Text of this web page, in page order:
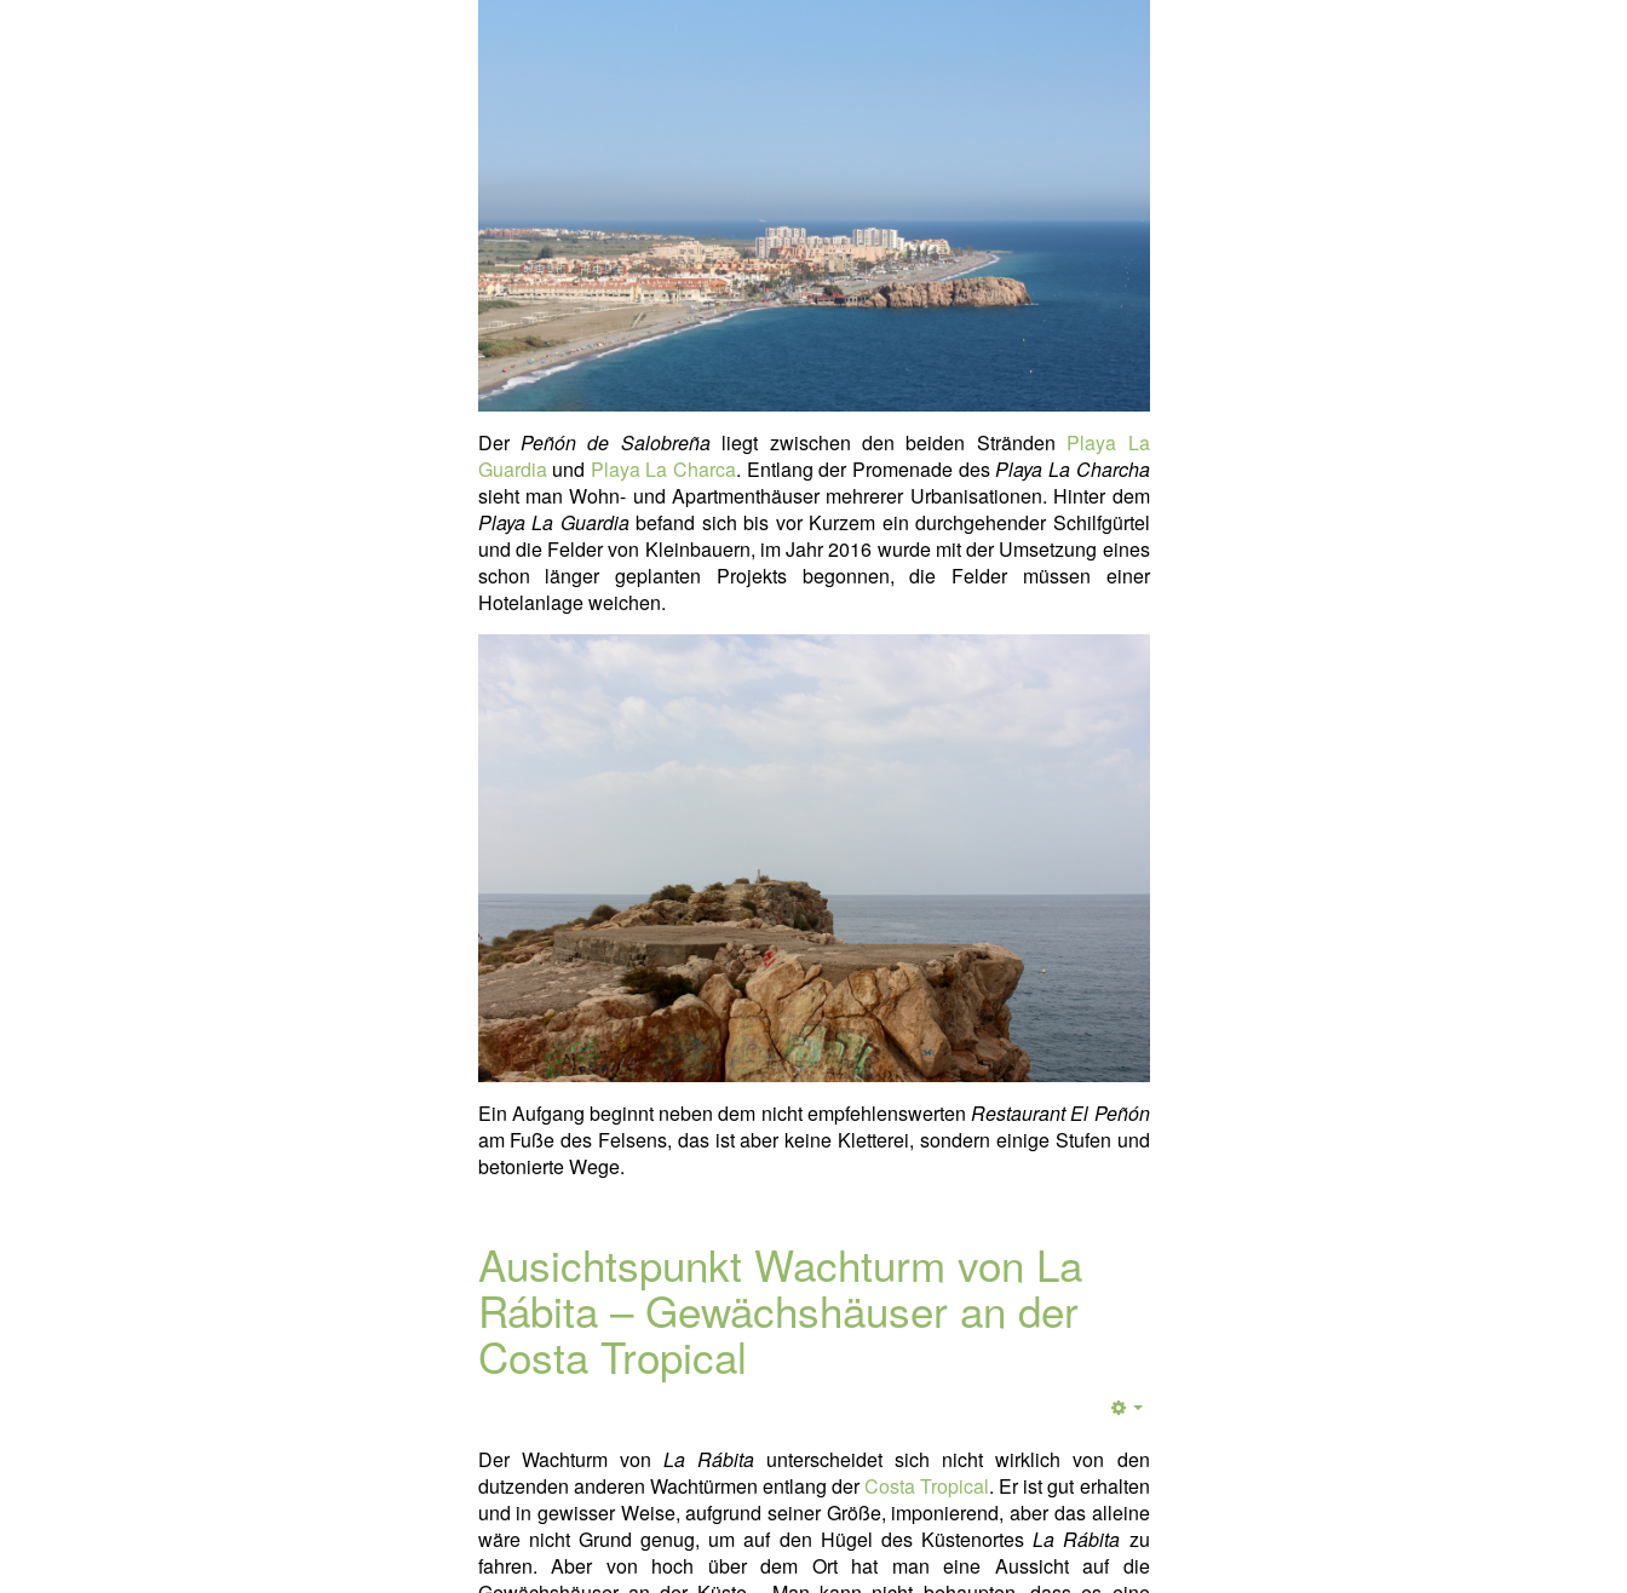
Der Peñón de Salobreñaliegt zwischen den beiden Stränden Playa La
Guardiaund Playa La Charca. Entlang der Promenade desPlaya La Charcha
sieht man Wohn- und Apartmenthäuser mehrerer Urbanisationen. Hinter dem
Playa La Guardiabefand sich bis vor Kurzem ein durchgehender Schilfgürtel
und die Felder von Kleinbauern, im Jahr 2016 wurde mit der Umsetzung eines
schon länger geplanten Projekts begonnen, die Felder müssen einer
Hotelanlage weichen.
Ein Aufgang beginnt neben dem nicht empfehlenswertenRestaurant El Peñón
am Fuße des Felsens, das ist aber keine Kletterei, sondern einige Stufen und
betonierte Wege.
Ausichtspunkt Wachturm von La
Rábita – Gewächshäuser an der
Costa Tropical
Der Wachturm von La Rábitaunterscheidet sich nicht wirklich von den
dutzenden anderen Wachtürmen entlang derCosta Tropical. Er ist gut erhalten
und in gewisser Weise, aufgrund seiner Größe, imponierend, aber das alleine
wäre nicht Grund genug, um auf den Hügel des KüstenortesLa Rábita zu
fahren. Aber von hoch über dem Ort hat man eine Aussicht auf die